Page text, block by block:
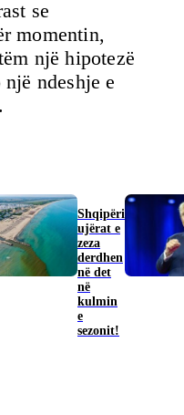
se
momentin,
një hipotezë
ndeshje e
Shqipëri
ujërat e
zeza
derdhen
në det
në
kulmin
e
sezonit!